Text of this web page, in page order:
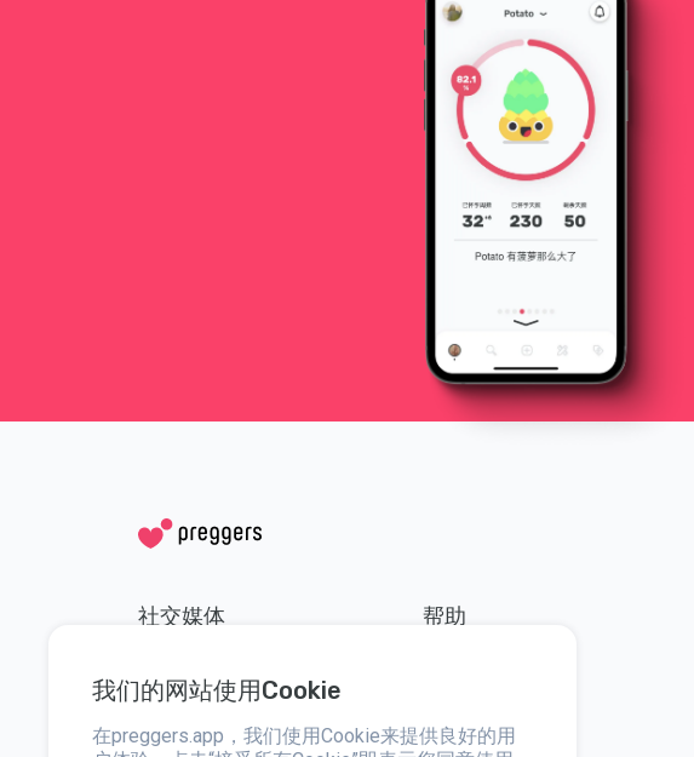
社交媒体
Facebook
帮助
简介
我们的网站使用Cookie
在preggers.app，我们使用Cookie来提供良好的用